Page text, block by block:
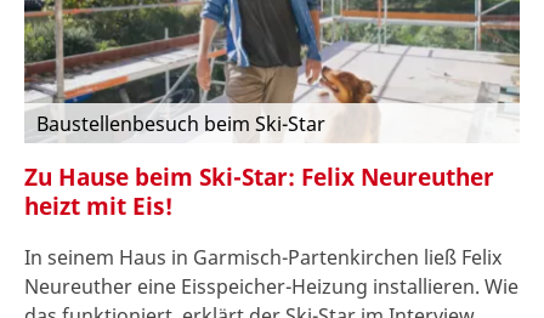
Baustellenbesuch beim Ski-Star
Zu Hause beim Ski-Star: Felix Neureuther
heizt mit Eis!
In seinem Haus in Garmisch-Partenkirchen ließ Felix
Neureuther eine Eisspeicher-Heizung installieren. Wie